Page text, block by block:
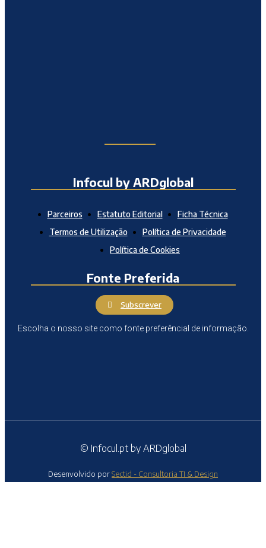
Infocul by ARDglobal
Parceiros Estatuto Editorial
Ficha Técnica
Termos de Utilização
Política de Privacidade
Política de Cookies
Fonte Preferida
Subscrever
Escolha o nosso site como fonte preferêncial de informação.
© Infocul.pt by ARDglobal
Desenvolvido porSectid - Consultoria TI & Design